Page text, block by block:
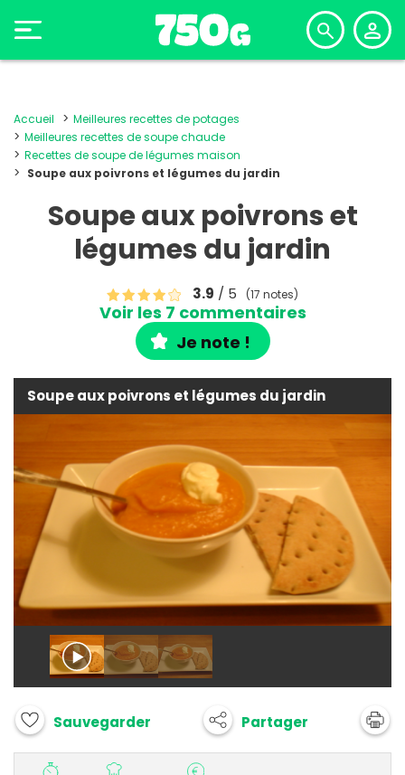
Accueil
Meilleures recettes de potages
Meilleures recettes de soupe chaude
Recettes de soupe de légumes maison
Soupe aux poivrons et légumes du jardin
Soupe aux poivrons et
légumes du jardin
3.9 / 5 (17 notes)
Voir les 7 commentaires
Je note !
Soupe aux poivrons et légumes du jardin
Sauvegarder Partager